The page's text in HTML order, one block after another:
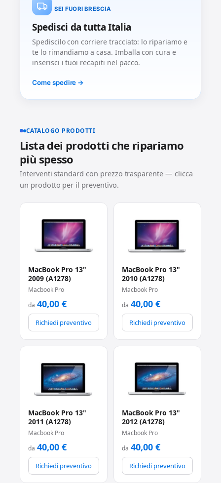
SEI FUORI BRESCIA
Spedisci da tutta Italia
Spediscilo con corriere tracciato: lo ripariamo e
te lo rimandiamo a casa. Imballa con cura e
inserisci i tuoi recapiti nel pacco.
Come spedire →
CATALOGO PRODOTTI
Lista dei prodotti che ripariamo
più spesso
Interventi standard con prezzo trasparente — clicca
un prodotto per il preventivo.
MacBook Pro 13"
2009 (A1278)
Macbook Pro
da 40,00 €
Richiedi preventivo
MacBook Pro 13"
2010 (A1278)
Macbook Pro
da 40,00 €
Richiedi preventivo
MacBook Pro 13"
2011 (A1278)
Macbook Pro
da 40,00 €
Richiedi preventivo
MacBook Pro 13"
2012 (A1278)
Macbook Pro
da 40,00 €
Richiedi preventivo